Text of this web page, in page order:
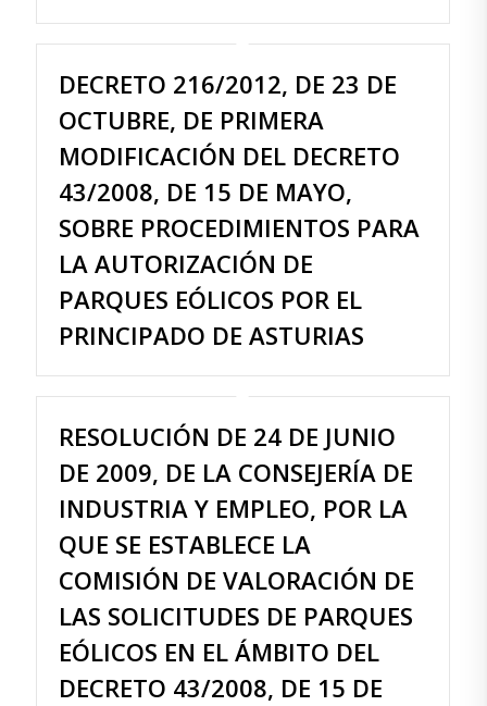
DECRETO 216/2012, DE 23 DE
OCTUBRE, DE PRIMERA
MODIFICACIÓN DEL DECRETO
43/2008, DE 15 DE MAYO,
SOBRE PROCEDIMIENTOS PARA
LA AUTORIZACIÓN DE
PARQUES EÓLICOS POR EL
PRINCIPADO DE ASTURIAS
RESOLUCIÓN DE 24 DE JUNIO
DE 2009, DE LA CONSEJERÍA DE
INDUSTRIA Y EMPLEO, POR LA
QUE SE ESTABLECE LA
COMISIÓN DE VALORACIÓN DE
LAS SOLICITUDES DE PARQUES
EÓLICOS EN EL ÁMBITO DEL
DECRETO 43/2008, DE 15 DE